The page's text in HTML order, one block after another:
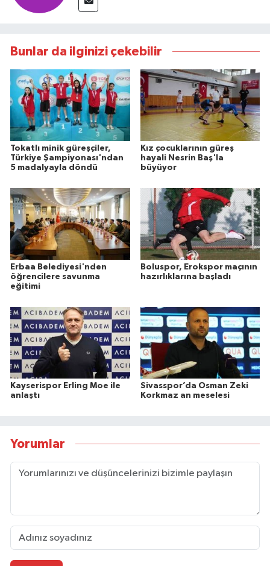
Bunlar da ilginizi çekebilir
Tokatlı minik güreşçiler,
Türkiye Şampiyonası'ndan
5 madalyayla döndü
Kız çocuklarının güreş
hayali Nesrin Baş'la
büyüyor
Erbaa Belediyesi'nden
öğrencilere savunma
eğitimi
Boluspor, Erokspor maçının
hazırlıklarına başladı
Kayserispor Erling Moe ile
anlaştı
Sivasspor’da Osman Zeki
Korkmaz an meselesi
Yorumlar